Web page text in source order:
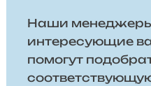
Наши менеджеры
интересующие
помогут